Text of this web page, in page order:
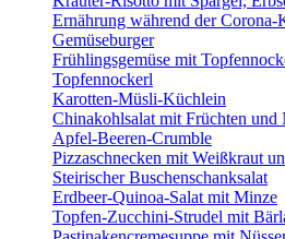
Ernährung während der Corona-
Gemüseburger
Frühlingsgemüse mit
Topfennockerl
Karotten-Müsli-Küchlein
Chinakohlsalat mit Früchten und
Apfel-Beeren-Crumble
Pizzaschnecken mit Weißkraut
Steirischer Buschenschanksalat
Erdbeer-Quinoa-Salat mit Minze
Topfen-Zucchini-Strudel mit